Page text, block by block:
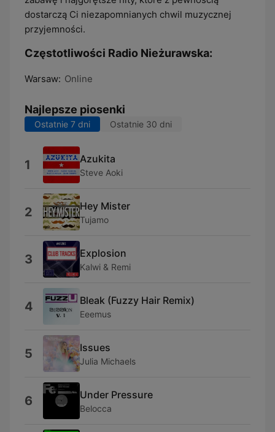
dostarczą Ci niezapomnianych chwil muzycznej
przyjemności.
Częstotliwości Radio Nieżurawska:
Warsaw: Online
Najlepsze piosenki
Ostatnie 7 dni Ostatnie 30 dni
1 Azukita
Steve Aoki
2 Hey Mister
Tujamo
3 Explosion
Kalwi & Remi
4 Bleak (Fuzzy Hair Remix)
Eeemus
5 Issues
Julia Michaels
6 Under Pressure
Belocca